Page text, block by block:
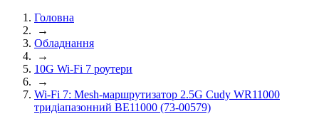
Головна
→
Обладнання
→
10G Wi-Fi 7 роутери
→
Wi-Fi 7: Mesh-маршрутизатор 2.5G Cudy WR11000
тридіапазонний BE11000 (73-00579)